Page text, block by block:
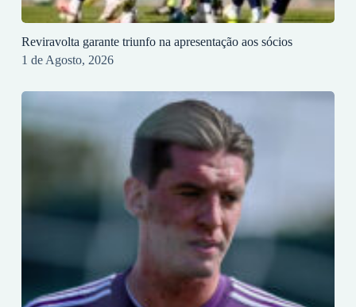
Reviravolta garante triunfo na apresentação aos sócios
1 de Agosto, 2026